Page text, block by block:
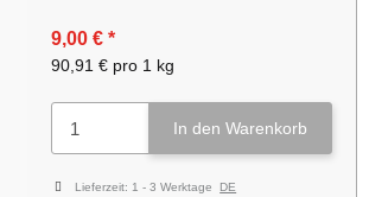
9,00 € *
90,91 € pro 1 kg
In den Warenkorb
Lieferzeit: 1 - 3 Werktage DE